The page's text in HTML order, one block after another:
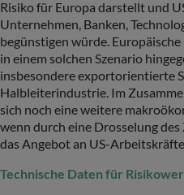
Risiko für Europa darstellt und
Unternehmen, Banken,
begünstigen würde.
in einem solchen Szenario
insbesondere exportorientierte
Halbleiterindustrie. Im
sich noch eine weitere
wenn durch eine Drosselung
das Angebot an US-
Technische Daten für